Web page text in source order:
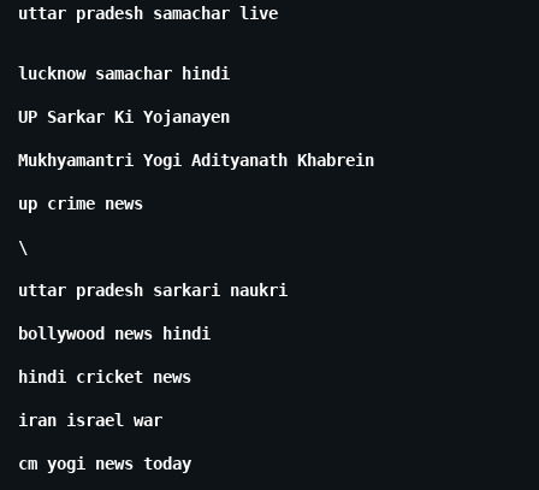
uttar pradesh samachar live
lucknow samachar hindi
UP Sarkar Ki Yojanayen
Mukhyamantri Yogi Adityanath Khabrein
up crime news
\
uttar pradesh sarkari naukri
bollywood news hindi
hindi cricket news
iran israel war
cm yogi news today